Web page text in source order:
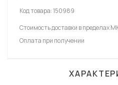
Левое
Код товара:150989
Стоимость доставки в пределах
Оплата при получении